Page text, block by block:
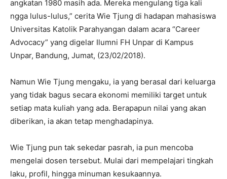
angkatan 1980 masih ada. Mereka mengulang tiga kali
ngga lulus-lulus,” cerita Wie Tjung di hadapan mahasiswa
Universitas Katolik Parahyangan dalam acara “Career
Advocacy” yang digelar Ilumni FH Unpar di Kampus
Unpar, Bandung, Jumat, (23/02/2018).
Namun Wie Tjung mengaku, ia yang berasal dari keluarga
yang tidak bagus secara ekonomi memiliki target untuk
setiap mata kuliah yang ada. Berapapun nilai yang akan
diberikan, ia akan tetap menghadapinya.
Wie Tjung pun tak sekedar pasrah, ia pun mencoba
mengelai dosen tersebut. Mulai dari mempelajari tingkah
laku, profil, hingga minuman kesukaannya.